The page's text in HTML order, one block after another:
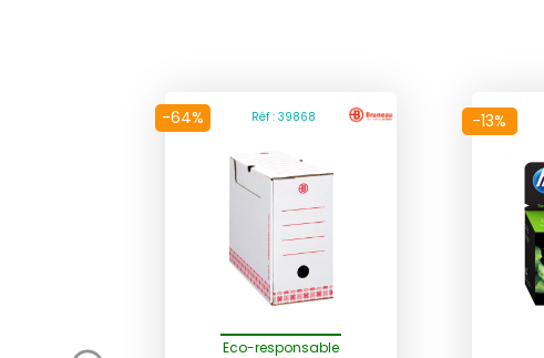
-64% Réf : 39868
Eco-responsable
-13%